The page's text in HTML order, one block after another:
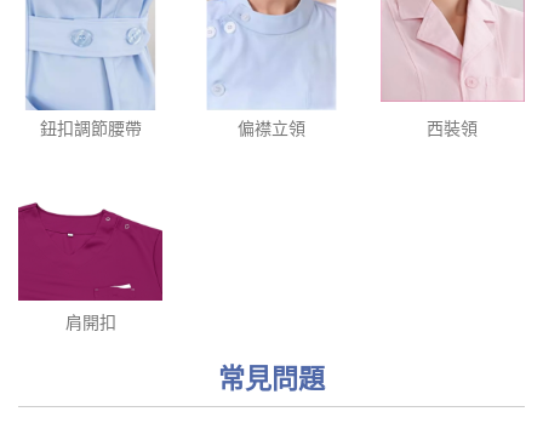
鈕扣調節腰帶 偏襟立領 西裝領
肩開扣
常見問題